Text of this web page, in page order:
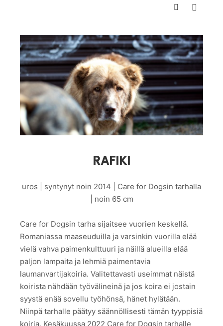
RAFIKI
uros | syntynyt noin 2014 | Care for Dogsin tarhalla
| noin 65 cm
Care for Dogsin tarha sijaitsee vuorien keskellä.
Romaniassa maaseuduilla ja varsinkin vuorilla elää
vielä vahva paimenkulttuuri ja näillä alueilla elää
paljon lampaita ja lehmiä paimentavia
laumanvartijakoiria. Valitettavasti useimmat näistä
koirista nähdään työvälineinä ja jos koira ei jostain
syystä enää sovellu työhönsä, hänet hylätään.
Niinpä tarhalle päätyy säännöllisesti tämän tyyppisiä
koiria. Kesäkuussa 2022 Care for Dogsin tarhalle